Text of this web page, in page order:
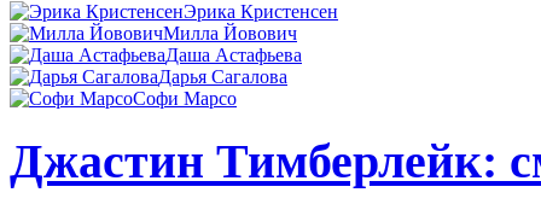
Эрика Кристенсен
Милла Йовович
Даша Астафьева
Дарья Сагалова
Софи Марсо
Джастин Тимберлейк: